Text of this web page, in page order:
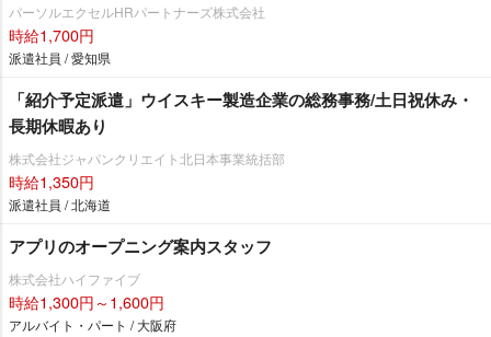
パーソルエクセルHRパートナーズ株式会社
時給1,700円
派遣社員 / 愛知県
「紹介予定派遣」ウイスキー製造企業の総務事務/土日祝休み・
長期休暇あり
株式会社ジャパンクリエイト北日本事業統括部
時給1,350円
派遣社員 / 北海道
アプリのオープニング案内スタッフ
株式会社ハイファイブ
時給1,300円～1,600円
アルバイト・パート / 大阪府